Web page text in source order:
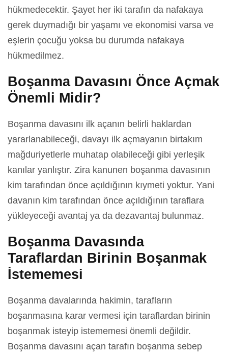
hükmedecektir. Şayet her iki tarafın da nafakaya
gerek duymadığı bir yaşamı ve ekonomisi varsa ve
eşlerin çocuğu yoksa bu durumda nafakaya
hükmedilmez.
Boşanma Davasını Önce Açmak
Önemli Midir?
Boşanma davasını ilk açanın belirli haklardan
yararlanabileceği, davayı ilk açmayanın birtakım
mağduriyetlerle muhatap olabileceği gibi yerleşik
kanılar yanlıştır. Zira kanunen boşanma davasının
kim tarafından önce açıldığının kıymeti yoktur. Yani
davanın kim tarafından önce açıldığının taraflara
yükleyeceği avantaj ya da dezavantaj bulunmaz.
Boşanma Davasında
Taraflardan Birinin Boşanmak
İstememesi
Boşanma davalarında hakimin, tarafların
boşanmasına karar vermesi için taraflardan birinin
boşanmak isteyip istememesi önemli değildir.
Boşanma davasını açan tarafın boşanma sebep